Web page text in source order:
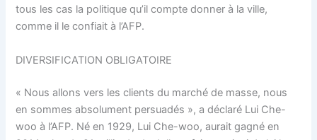
tous les cas la politique qu’il compte donner à la ville,
comme il le confiait à l’AFP.
DIVERSIFICATION OBLIGATOIRE
« Nous allons vers les clients du marché de masse, nous
en sommes absolument persuadés », a déclaré Lui Che-
woo à l’AFP. Né en 1929, Lui Che-woo, aurait gagné en